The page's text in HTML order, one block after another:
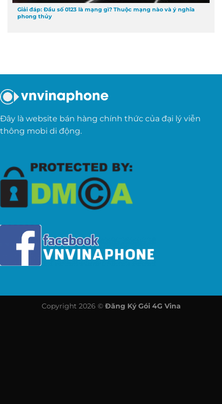
Giải đáp: Đầu số 0123 là mạng gì? Thuộc mạng nào và ý nghĩa
phong thủy
Đây là website bán hàng chính thức của đại lý viễn
thông mobi di động.
Copyright 2026 © Đăng Ký Gói 4G Vina